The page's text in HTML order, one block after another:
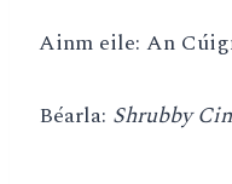
Ainm eile: An
Béarla: Shrubby